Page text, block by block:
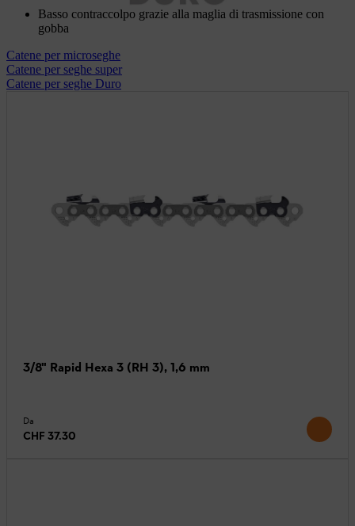
Basso contraccolpo grazie alla maglia di trasmissione con
gobba
Catene per microseghe
Catene per seghe super
Catene per seghe Duro
3/8" Rapid Hexa 3 (RH 3), 1,6 mm
Da
CHF 37.30